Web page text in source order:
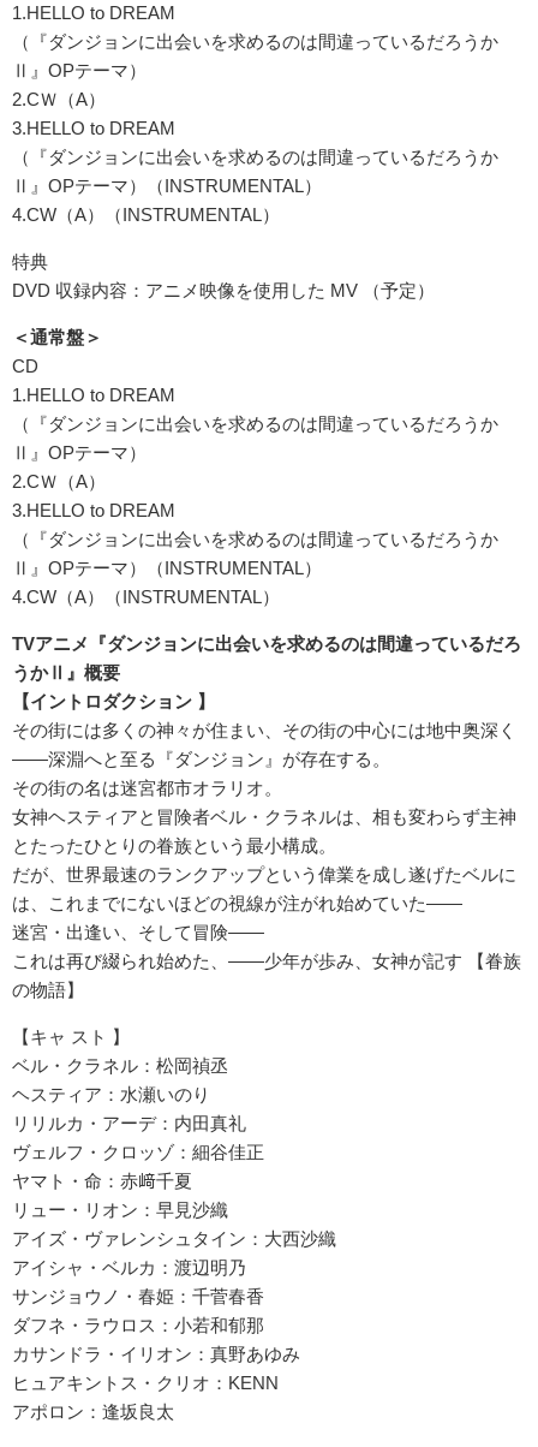
1.HELLO to DREAM
（『ダンジョンに出会いを求めるのは間違っているだろうか
Ⅱ』OPテーマ）
2.CＷ（A）
3.HELLO to DREAM
（『ダンジョンに出会いを求めるのは間違っているだろうか
Ⅱ』OPテーマ）（INSTRUMENTAL）
4.CW（A）（INSTRUMENTAL）
特典
DVD 収録内容：アニメ映像を使用した MV （予定）
＜通常盤＞
CD
1.HELLO to DREAM
（『ダンジョンに出会いを求めるのは間違っているだろうか
Ⅱ』OPテーマ）
2.CＷ（A）
3.HELLO to DREAM
（『ダンジョンに出会いを求めるのは間違っているだろうか
Ⅱ』OPテーマ）（INSTRUMENTAL）
4.CW（A）（INSTRUMENTAL）
TVアニメ『ダンジョンに出会いを求めるのは間違っているだろ
うかⅡ』概要
【イントロダクション 】
その街には多くの神々が住まい、その街の中心には地中奥深く
――深淵へと至る『ダンジョン』が存在する。
その街の名は迷宮都市オラリオ。
女神ヘスティアと冒険者ベル・クラネルは、相も変わらず主神
とたったひとりの眷族という最小構成。
だが、世界最速のランクアップという偉業を成し遂げたベルに
は、これまでにないほどの視線が注がれ始めていた――
迷宮・出逢い、そして冒険――
これは再び綴られ始めた、――少年が歩み、女神が記す 【眷族
の物語】
【キャ スト 】
ベル・クラネル：松岡禎丞
ヘスティア：水瀬いのり
リリルカ・アーデ：内田真礼
ヴェルフ・クロッゾ：細谷佳正
ヤマト・命：赤﨑千夏
リュー・リオン：早見沙織
アイズ・ヴァレンシュタイン：大西沙織
アイシャ・ベルカ：渡辺明乃
サンジョウノ・春姫：千菅春香
ダフネ・ラウロス：小若和郁那
カサンドラ・イリオン：真野あゆみ
ヒュアキントス・クリオ：KENN
アポロン：逢坂良太